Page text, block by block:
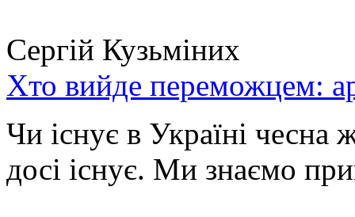
Сергій Кузьміних
Хто вийде переможцем:
Чи існує в Україні чесна
досі існує. Ми знаємо